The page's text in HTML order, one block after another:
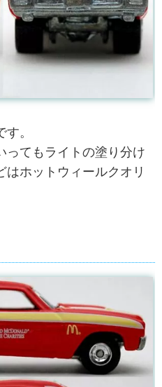
。
ってもライトの塗り分け
はホットウィールクオリ